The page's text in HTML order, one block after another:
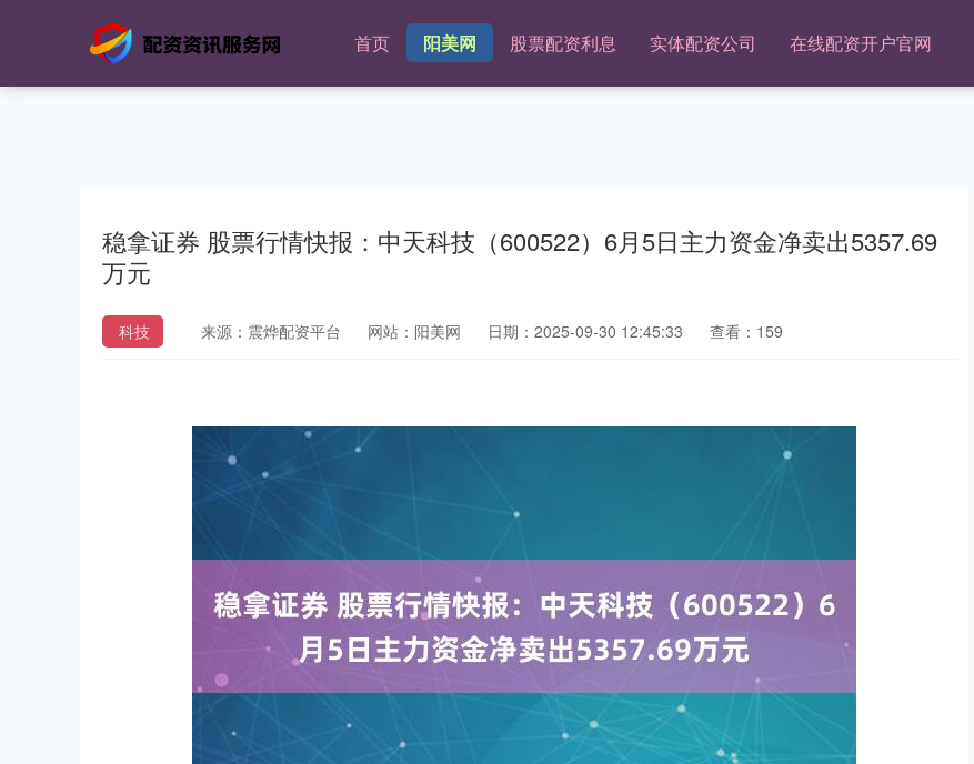
首页 阳美网 股票配资利息 实体配资公司 在线配资开户官网
稳拿证券 股票行情快报：中天科技（600522）6月5日主力资金净卖出5357.69
万元
科技 来源：震烨配资平台 网站：阳美网 日期：2025-09-30 12:45:33 查看：159